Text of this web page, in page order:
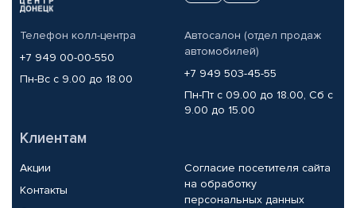
Телефон колл-центра
+7 949 00-00-550
Пн-Вс с 9.00 до 18.00
Автосалон (отдел продаж
автомобилей)
+7 949 503-45-55
Пн-Пт с 09.00 до 18.00, Сб с
9.00 до 15.00
Клиентам
Акции
Контакты
Согласие посетителя сайта
на обработку
персональных данных